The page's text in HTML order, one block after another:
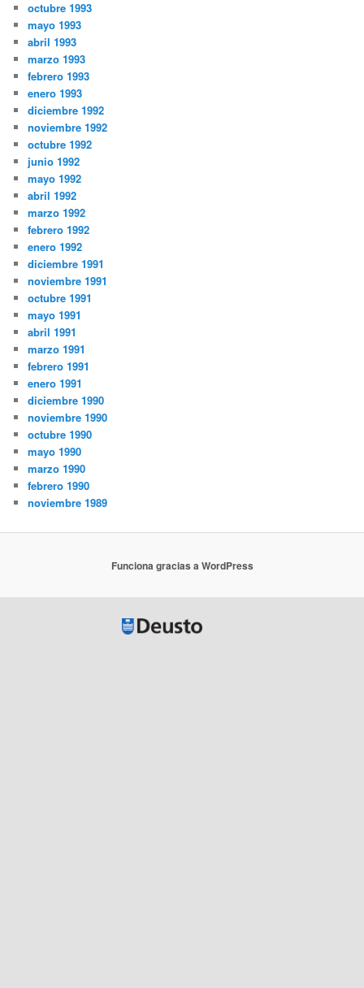
octubre 1993
mayo 1993
abril 1993
marzo 1993
febrero 1993
enero 1993
diciembre 1992
noviembre 1992
octubre 1992
junio 1992
mayo 1992
abril 1992
marzo 1992
febrero 1992
enero 1992
diciembre 1991
noviembre 1991
octubre 1991
mayo 1991
abril 1991
marzo 1991
febrero 1991
enero 1991
diciembre 1990
noviembre 1990
octubre 1990
mayo 1990
marzo 1990
febrero 1990
noviembre 1989
Funciona gracias a WordPress